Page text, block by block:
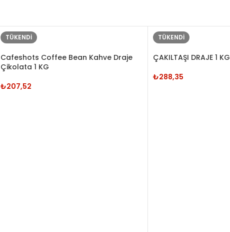
TÜKENDI
Cafeshots Coffee Bean Kahve Draje
Çikolata 1 KG
₺207,52
TÜKENDI
ÇAKILTAŞI DRAJE 1 KG
₺288,35